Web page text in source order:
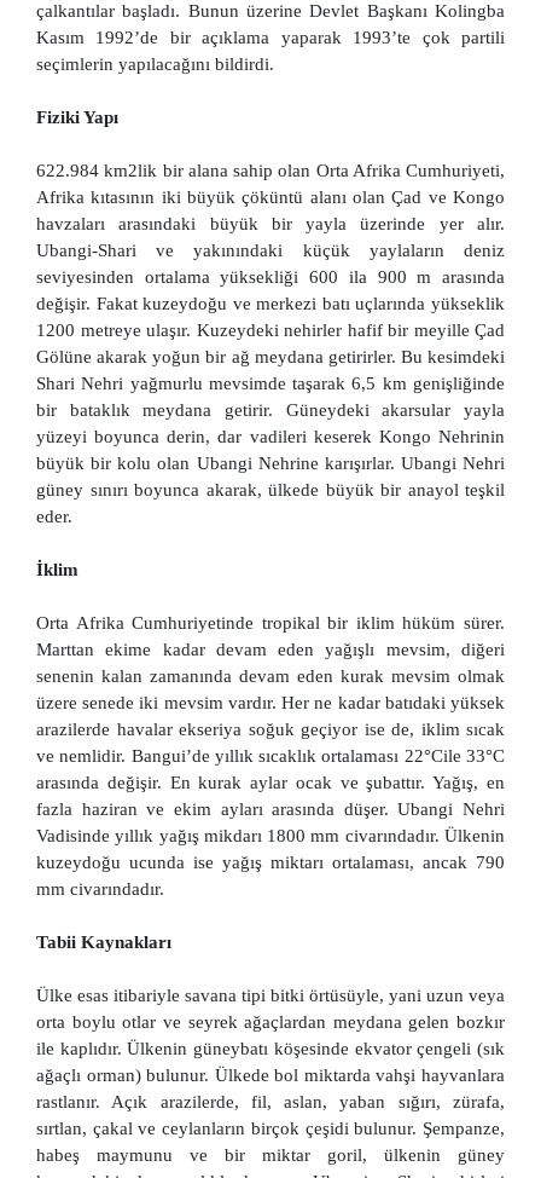
çalkantılar başladı. Bunun üzerine Devlet Başkanı Kolingba
Kasım 1992’de bir açıklama yaparak 1993’te çok partili
seçimlerin yapılacağını bildirdi.
Fiziki Yapı
622.984 km2lik bir alana sahip olan Orta Afrika Cumhuriyeti,
Afrika kıtasının iki büyük çöküntü alanı olan Çad ve Kongo
havzaları arasındaki büyük bir yayla üzerinde yer alır.
Ubangi-Shari ve yakınındaki küçük yaylaların deniz
seviyesinden ortalama yüksekliği 600 ila 900 m arasında
değişir. Fakat kuzeydoğu ve merkezi batı uçlarında yükseklik
1200 metreye ulaşır. Kuzeydeki nehirler hafif bir meyille Çad
Gölüne akarak yoğun bir ağ meydana getirirler. Bu kesimdeki
Shari Nehri yağmurlu mevsimde taşarak 6,5 km genişliğinde
bir bataklık meydana getirir. Güneydeki akarsular yayla
yüzeyi boyunca derin, dar vadileri keserek Kongo Nehrinin
büyük bir kolu olan Ubangi Nehrine karışırlar. Ubangi Nehri
güney sınırı boyunca akarak, ülkede büyük bir anayol teşkil
eder.
İklim
Orta Afrika Cumhuriyetinde tropikal bir iklim hüküm sürer.
Marttan ekime kadar devam eden yağışlı mevsim, diğeri
senenin kalan zamanında devam eden kurak mevsim olmak
üzere senede iki mevsim vardır. Her ne kadar batıdaki yüksek
arazilerde havalar ekseriya soğuk geçiyor ise de, iklim sıcak
ve nemlidir. Bangui’de yıllık sıcaklık ortalaması 22°Cile 33°C
arasında değişir. En kurak aylar ocak ve şubattır. Yağış, en
fazla haziran ve ekim ayları arasında düşer. Ubangi Nehri
Vadisinde yıllık yağış mikdarı 1800 mm civarındadır. Ülkenin
kuzeydoğu ucunda ise yağış miktarı ortalaması, ancak 790
mm civarındadır.
Tabii Kaynakları
Ülke esas itibariyle savana tipi bitki örtüsüyle, yani uzun veya
orta boylu otlar ve seyrek ağaçlardan meydana gelen bozkır
ile kaplıdır. Ülkenin güneybatı köşesinde ekvator çengeli (sık
ağaçlı orman) bulunur. Ülkede bol miktarda vahşi hayvanlara
rastlanır. Açık arazilerde, fil, aslan, yaban sığırı, zürafa,
sırtlan, çakal ve ceylanların birçok çeşidi bulunur. Şempanze,
habeş maymunu ve bir miktar goril, ülkenin güney